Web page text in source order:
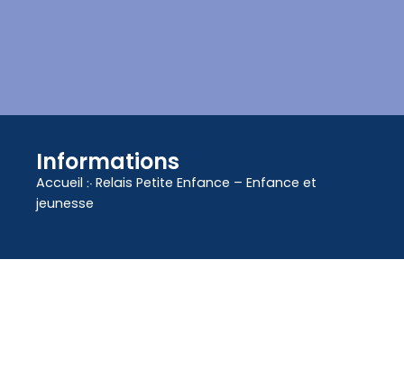
Informations
Accueil ჻ Relais Petite Enfance – Enfance et
jeunesse